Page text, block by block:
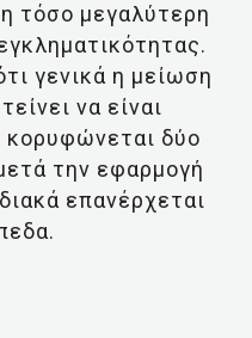
τόσο μεγαλύτερη
γενικά η μείωση
να είναι
δύο
την εφαρμογή
επανέρχεται